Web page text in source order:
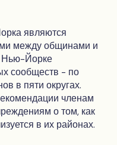
являются
между общинами и
Нью-Йорке
сообществ - по
в пяти округах.
членам
о том, как
в их районах.